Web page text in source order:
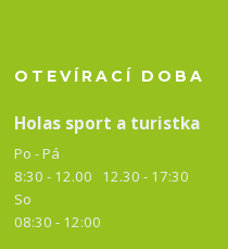
OTEVÍRACÍ DOBA
Holas sport a turistka
Po - Pá
8:30 - 12.00 12.30 - 17:30
So
08:30 - 12:00